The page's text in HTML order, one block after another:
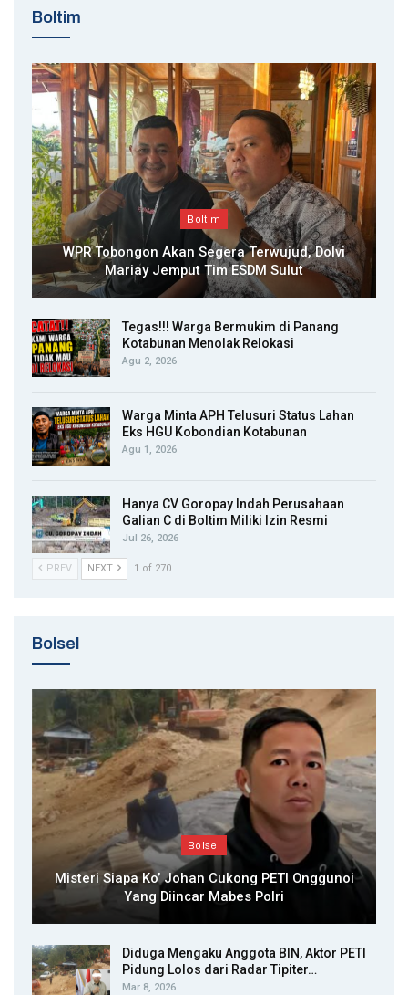
Boltim
Boltim
WPR Tobongon Akan Segera Terwujud, Dolvi
Mariay Jemput Tim ESDM Sulut
Tegas!!! Warga Bermukim di Panang
Kotabunan Menolak Relokasi
Agu 2, 2026
Warga Minta APH Telusuri Status Lahan
Eks HGU Kobondian Kotabunan
Agu 1, 2026
Hanya CV Goropay Indah Perusahaan
Galian C di Boltim Miliki Izin Resmi
Jul 26, 2026
PREV NEXT 1 of 270
Bolsel
Bolsel
Misteri Siapa Ko’ Johan Cukong PETI Onggunoi
Yang Diincar Mabes Polri
Diduga Mengaku Anggota BIN, Aktor PETI
Pidung Lolos dari Radar Tipiter…
Mar 8, 2026